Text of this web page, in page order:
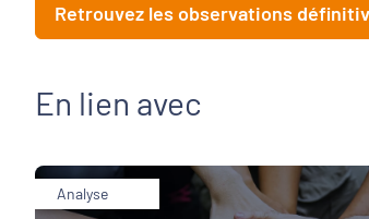
Retrouvez les observations
En lien avec
Analyse